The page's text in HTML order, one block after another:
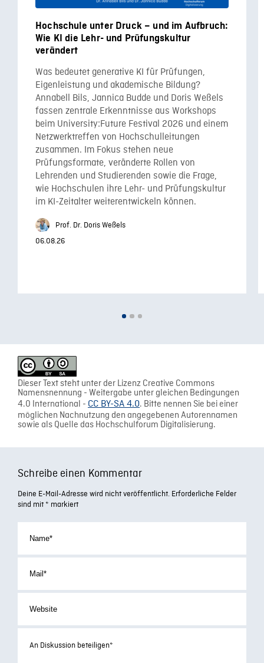
Hochschule unter Druck – und im Aufbruch:
Wie KI die Lehr- und Prüfungskultur
verändert
Was bedeutet generative KI für Prüfungen,
Eigenleistung und akademische Bildung?
Annabell Bils, Jannica Budde und Doris Weßels
fassen zentrale Erkenntnisse aus Workshops
beim University:Future Festival 2026 und einem
Netzwerktreffen von Hochschulleitungen
zusammen. Im Fokus stehen neue
Prüfungsformate, veränderte Rollen von
Lehrenden und Studierenden sowie die Frage,
wie Hochschulen ihre Lehr- und Prüfungskultur
im KI-Zeitalter weiterentwickeln können.
Prof. Dr. Doris Weßels
06.08.26
Dieser Text steht unter der Lizenz Creative Commons
Namensnennung - Weitergabe unter gleichen Bedingungen
4.0 International - CC BY-SA 4.0. Bitte nennen Sie bei einer
möglichen Nachnutzung den angegebenen Autorennamen
sowie als Quelle das Hochschulforum Digitalisierung.
Schreibe einen Kommentar
Deine E-Mail-Adresse wird nicht veröffentlicht. Erforderliche Felder
sind mit * markiert